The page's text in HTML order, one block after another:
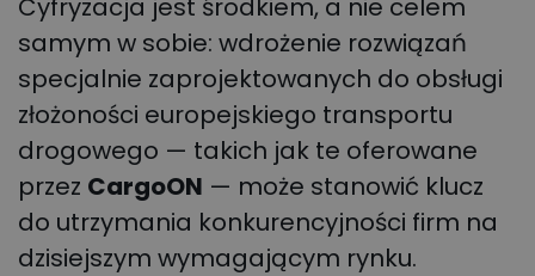
Cyfryzacja jest środkiem, a nie celem
samym w sobie: wdrożenie rozwiązań
specjalnie zaprojektowanych do obsługi
złożoności europejskiego transportu
drogowego — takich jak te oferowane
przez CargoON — może stanowić klucz
do utrzymania konkurencyjności firm na
dzisiejszym wymagającym rynku.